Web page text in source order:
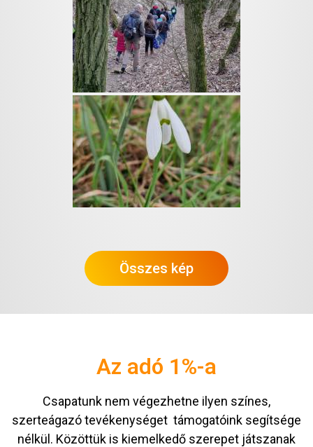
Összes kép
Az adó 1%-a
Csapatunk nem végezhetne ilyen színes,
szerteágazó tevékenységet támogatóink segítsége
nélkül. Közöttük is kiemelkedő szerepet játszanak